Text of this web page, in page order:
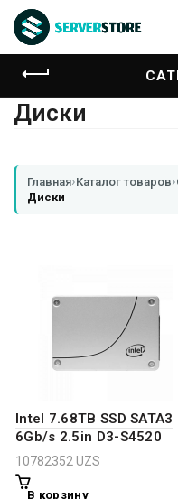
Диски
Главная›Каталог товаров›
Диски
Intel 7.68TB SSD SATA3
6Gb/s 2.5in D3-S4520
10782352 UZS
В корзину